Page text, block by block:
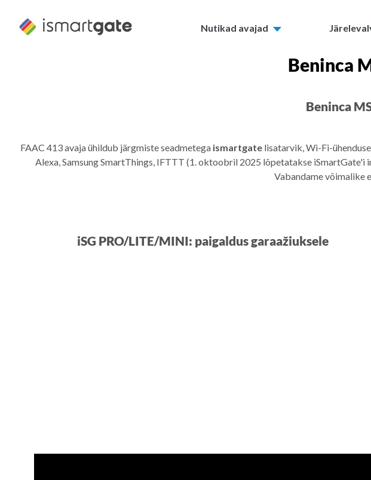
content
Nutikad avajad
Beninca
Beninca
FAAC 413 avaja ühildub järgmiste seadmetega ismartgatelisatarvik, Wi-Fi-
Alexa, Samsung SmartThings, IFTTT (1. oktoobril 2025 lõpetatakse
Vabandame võimalike
iSG PRO/LITE/MINI: paigaldus garaažiuksele